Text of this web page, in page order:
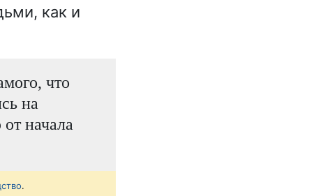
как и
что
на
начала
.